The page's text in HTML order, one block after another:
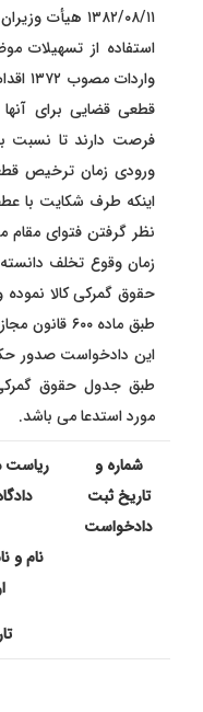
فرصت دارند تا نسبت
ورودی زمان ترخیص
اینکه طرف شکایت با
نظر گرفتن فتوای مقام
زمان وقوع تخلف
حقوق گمرکی کالا نموده
طبق ماده
این دادخواست صدور
طبق جدول حقوق گمرکی
مورد استدعا می باشد.
شماره و
تاریخ ثبت
دادخواست
ریاست
نام و